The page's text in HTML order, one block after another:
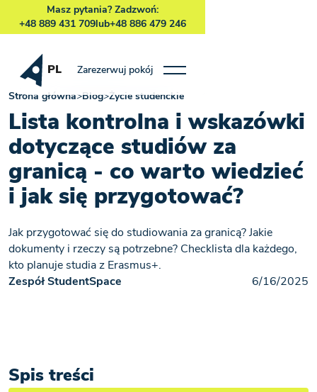
Masz pytania? Zadzwoń:
+48 889 431 709lub+48 886 479 246
PL
Zarezerwuj pokój
Strona główna>Blog>Życie studenckie
Lista kontrolna i wskazówki
dotyczące studiów za
granicą - co warto wiedzieć
i jak się przygotować?
Jak przygotować się do studiowania za granicą? Jakie
dokumenty i rzeczy są potrzebne? Checklista dla każdego,
kto planuje studia z Erasmus+.
Zespół StudentSpace
6/16/2025
Spis treści